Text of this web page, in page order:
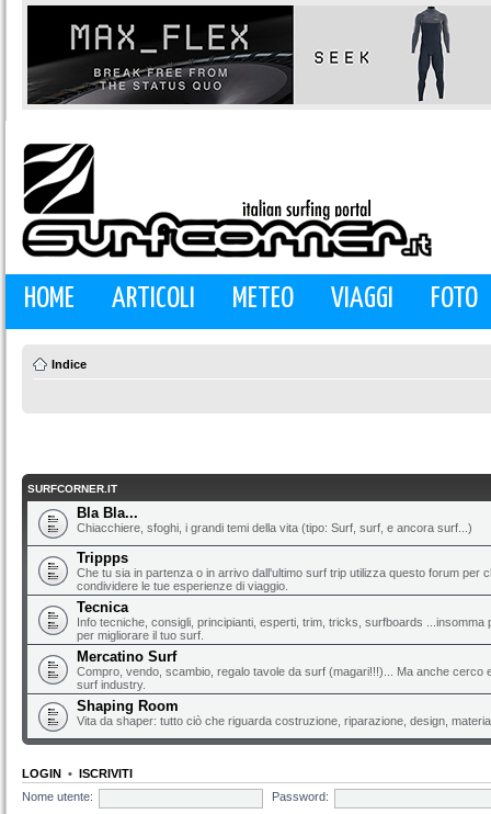
HOME ARTICOLI METEO VIAGGI FOTO
Indice
SURFCORNER.IT
Bla Bla...
Chiacchiere, sfoghi, i grandi temi della vita (tipo: Surf, surf, e ancora surf...)
Trippps
Che tu sia in partenza o in arrivo dall'ultimo surf trip utilizza questo forum per
condividere le tue esperienze di viaggio.
Tecnica
Info tecniche, consigli, principianti, esperti, trim, tricks, surfboards ...insomma
per migliorare il tuo surf.
Mercatino Surf
Compro, vendo, scambio, regalo tavole da surf (magari!!!)... Ma anche cerco
surf industry.
Shaping Room
Vita da shaper: tutto ciò che riguarda costruzione, riparazione, design,
LOGIN • ISCRIVITI
Nome utente:
Password: